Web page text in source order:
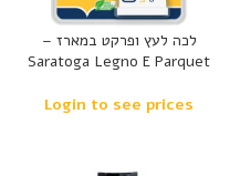
לכה לעץ ופרקט במארז –
Saratoga Legno E Parquet
Login to see prices